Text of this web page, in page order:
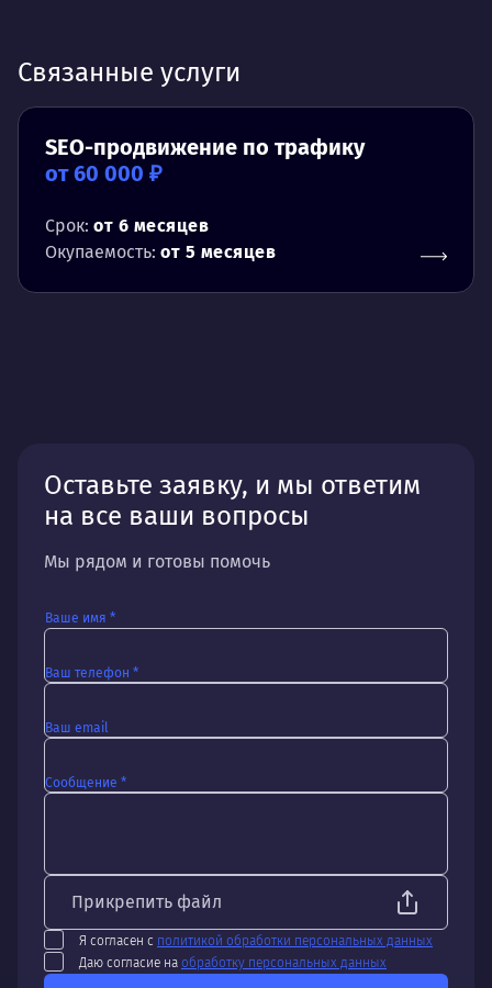
Связанные услуги
SEO-продвижение по трафику
от 60 000 ₽
Срок: от 6 месяцев
Окупаемость: от 5 месяцев
Оставьте заявку, и мы ответим
на все ваши вопросы
Мы рядом и готовы помочь
Ваше имя *
Ваш телефон *
Ваш email
Сообщение *
Прикрепить файл
Я согласен с политикой обработки персональных данных
Даю согласие на обработку персональных данных